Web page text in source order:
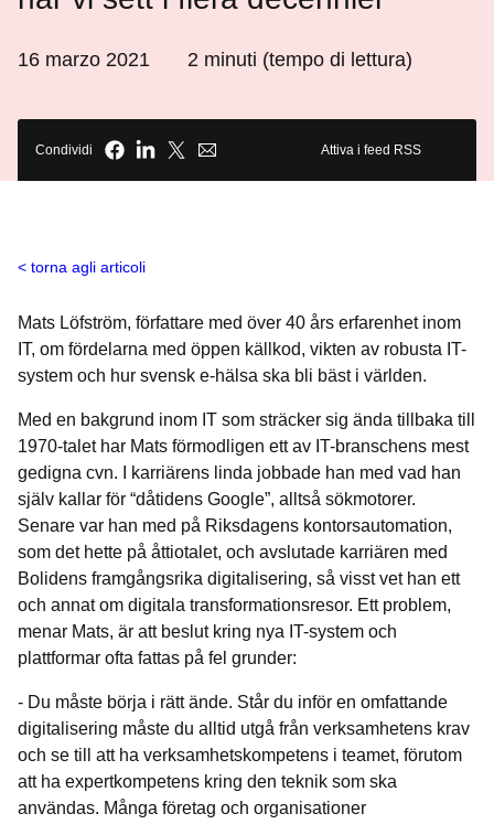
16 marzo 2021 2 minuti (tempo di lettura)
Condividi Attiva i feed RSS
torna agli articoli
Mats Löfström, författare med över 40 års erfarenhet inom
IT, om fördelarna med öppen källkod, vikten av robusta IT-
system och hur svensk e-hälsa ska bli bäst i världen.
Med en bakgrund inom IT som sträcker sig ända tillbaka till
1970-talet har Mats förmodligen ett av IT-branschens mest
gedigna cvn. I karriärens linda jobbade han med vad han
själv kallar för “dåtidens Google”, alltså sökmotorer.
Senare var han med på Riksdagens kontorsautomation,
som det hette på åttiotalet, och avslutade karriären med
Bolidens framgångsrika digitalisering, så visst vet han ett
och annat om digitala transformationsresor. Ett problem,
menar Mats, är att beslut kring nya IT-system och
plattformar ofta fattas på fel grunder:
- Du måste börja i rätt ände. Står du inför en omfattande
digitalisering måste du alltid utgå från verksamhetens krav
och se till att ha verksamhetskompetens i teamet, förutom
att ha expertkompetens kring den teknik som ska
användas. Många företag och organisationer